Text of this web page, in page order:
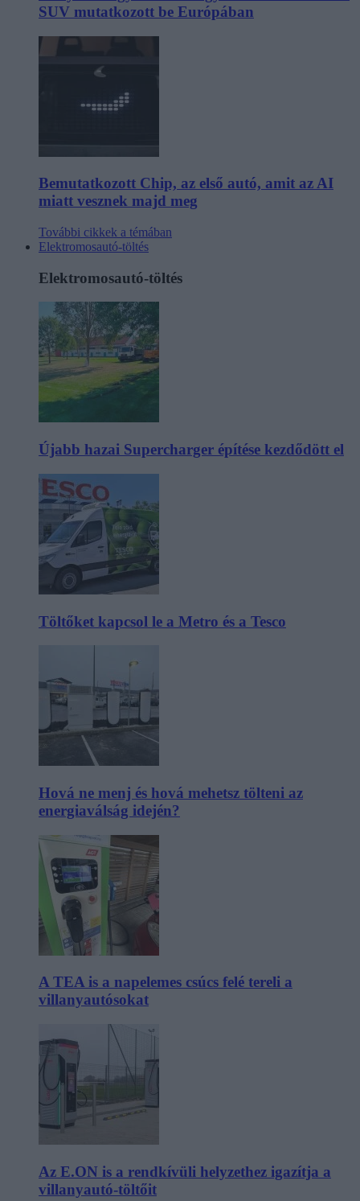
SUV mutatkozott be Európában
Bemutatkozott Chip, az első autó, amit az AI
miatt vesznek majd meg
További cikkek a témában
Elektromosautó-töltés
Elektromosautó-töltés
Újabb hazai Supercharger építése kezdődött el
Töltőket kapcsol le a Metro és a Tesco
Hová ne menj és hová mehetsz tölteni az
energiaválság idején?
A TEA is a napelemes csúcs felé tereli a
villanyautósokat
Az E.ON is a rendkívüli helyzethez igazítja a
villanyautó-töltőit